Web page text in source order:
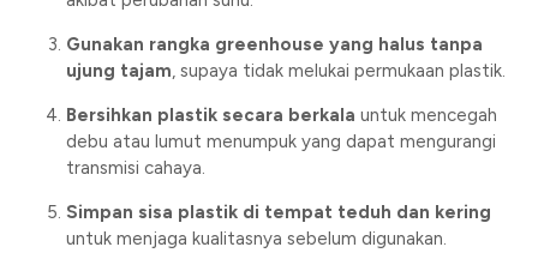
Gunakan rangka greenhouse yang halus tanpa
ujung tajam, supaya tidak melukai permukaan plastik.
Bersihkan plastik secara berkala untuk mencegah
debu atau lumut menumpuk yang dapat mengurangi
transmisi cahaya.
Simpan sisa plastik di tempat teduh dan kering
untuk menjaga kualitasnya sebelum digunakan.